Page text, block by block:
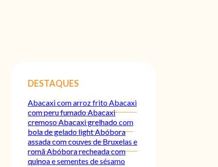
DESTAQUES
Abacaxi com arroz frito Abacaxi
com peru fumadoAbacaxi
cremosoAbacaxi grelhado com
bola de gelado lightAbóbora
assada com couves de Bruxelas e
romãAbóbora recheada com
quinoa e sementes de sésamo